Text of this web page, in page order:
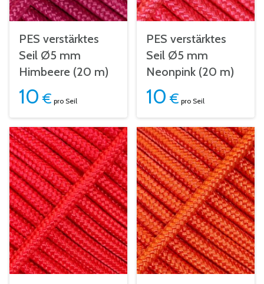
PES verstärktes
Seil Ø5 mm
Himbeere (20 m)
10 € pro Seil
PES verstärktes
Seil Ø5 mm
Neonpink (20 m)
10 € pro Seil